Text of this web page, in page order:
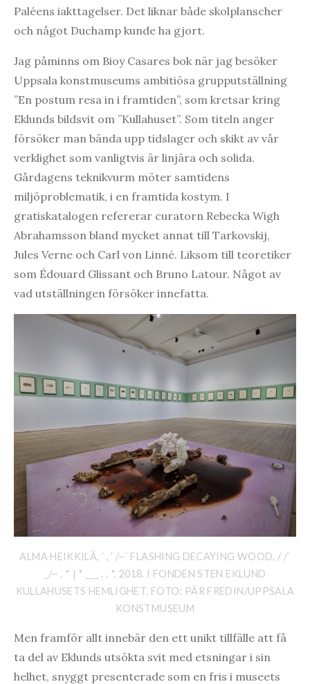
Paléens iakttagelser. Det liknar både skolplanscher
och något Duchamp kunde ha gjort.
Jag påminns om Bioy Casares bok när jag besöker
Uppsala konstmuseums ambitiösa grupputställning
”En postum resa in i framtiden”, som kretsar kring
Eklunds bildsvit om ”Kullahuset”. Som titeln anger
försöker man bända upp tidslager och skikt av vår
verklighet som vanligtvis är linjära och solida.
Gårdagens teknikvurm möter samtidens
miljöproblematik, i en framtida kostym. I
gratiskatalogen refererar curatorn Rebecka Wigh
Abrahamsson bland mycket annat till Tarkovskij,
Jules Verne och Carl von Linné. Liksom till teoretiker
som Édouard Glissant och Bruno Latour. Något av
vad utställningen försöker innefatta.
ALMA HEIKKILÄ, ’ , ’ /~` FLASHING DECAYING WOOD, / /`
_/~ . * | * ___ . . *, 2018. I FONDEN STEN EKLUND
KULLAHUSETS HEMLIGHET. FOTO: PÄR FREDIN/UPPSALA
KONSTMUSEUM
Men framför allt innebär den ett unikt tillfälle att få
ta del av Eklunds utsökta svit med etsningar i sin
helhet, snyggt presenterade som en fris i museets